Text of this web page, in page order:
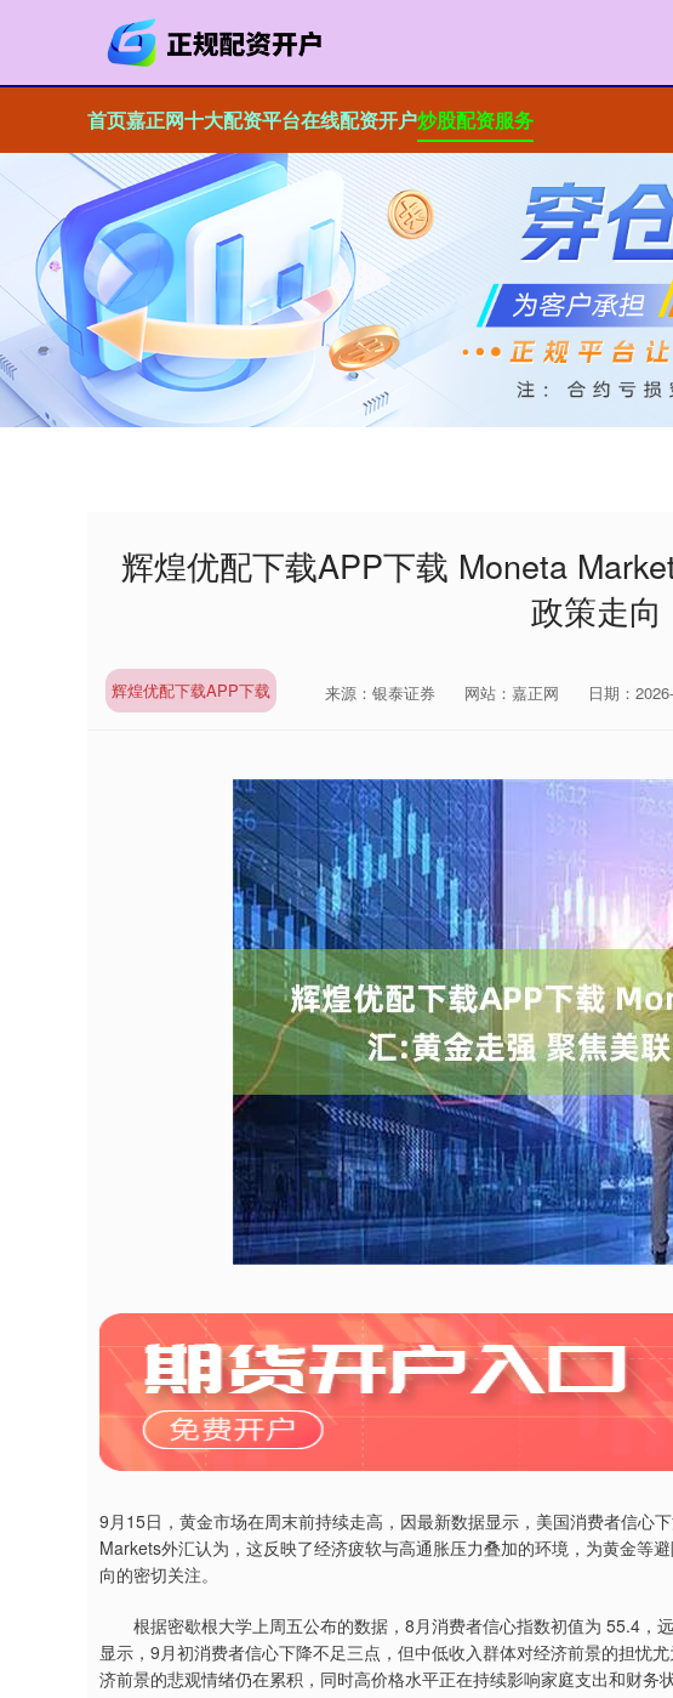
首页嘉正网十大配资平台在线配资开户炒股配资服务
辉煌优配下载APP下载 Moneta
政策走向
辉煌优配下载APP下载 来源：银泰证券 网站：嘉正网 日期：
9月15日，黄金市场在周末前持续走高，因最新数据显示，美国消费者信心
Markets外汇认为，这反映了经济疲软与高通胀压力叠加的环境，为黄金等
向的密切关注。
根据密歇根大学上周五公布的数据，8月消费者信心指数初值为 55.4，
显示，9月初消费者信心下降不足三点，但中低收入群体对经济前景的担忧
济前景的悲观情绪仍在累积，同时高价格水平正在持续影响家庭支出和财务状